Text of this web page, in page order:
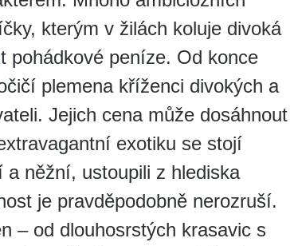
kterým v žilách koluje divoká
pohádkové peníze. Od konce
plemena kříženci divokých a
Jejich cena může dosáhnout
exotiku se stojí
něžní, ustoupili z hlediska
je pravděpodobně nerozruší.
– od dlouhosrstých krasavic s